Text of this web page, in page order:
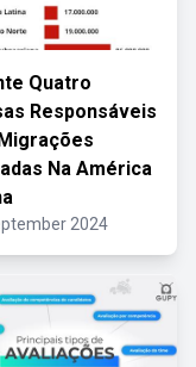
Quatro
Responsáveis
Na América
2024